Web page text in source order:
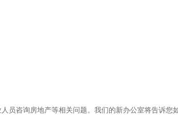
员咨询房地产等相关问题。我们的新办公室将告诉您